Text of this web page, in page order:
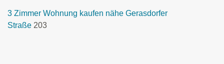
3 Zimmer Wohnung kaufen nähe Gerasdorfer
Straße 203